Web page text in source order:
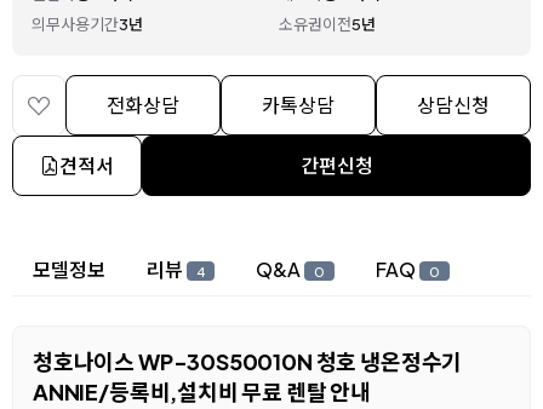
의무사용기간3년 소유권이전5년
전화상담 카톡상담 상담신청
견적서 간편신청
상세 정보
모델정보 리뷰 4 Q&A 0 FAQ 0
청호나이스 WP-30S50010N 청호 냉온정수기
ANNIE/등록비,설치비 무료 렌탈 안내